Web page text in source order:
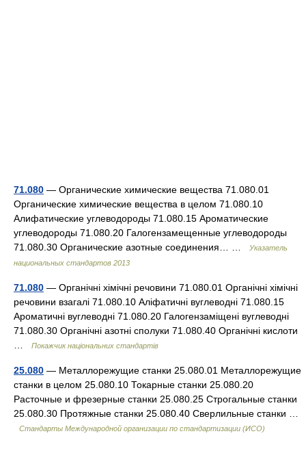
71.080 — Органические химические вещества 71.080.01
Органические химические вещества в целом 71.080.10
Алифатические углеводороды 71.080.15 Ароматические
углеводороды 71.080.20 Галогензамещенные углеводороды
71.080.30 Органические азотные соединения… …
Указатель
национальных стандартов 2013
71.080 — Органічні хімічні речовини 71.080.01 Органічні хімічні
речовини взагалі 71.080.10 Аліфатичні вуглеводні 71.080.15
Ароматичні вуглеводні 71.080.20 Галогензаміщені вуглеводні
71.080.30 Органічні азотні сполуки 71.080.40 Органічні кислоти
Покажчик національних стандартів
25.080 — Металлорежущие станки 25.080.01 Металлорежущие
станки в целом 25.080.10 Токарные станки 25.080.20
Расточные и фрезерные станки 25.080.25 Строгальные станки
25.080.30 Протяжные станки 25.080.40 Сверлильные станки …
Стандарты Международной организации по стандартизации (ИСО)